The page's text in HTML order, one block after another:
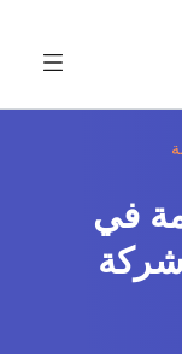
في
شركة